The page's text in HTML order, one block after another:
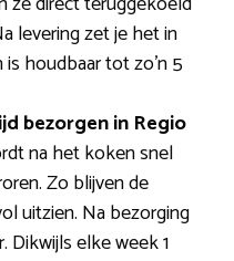
levering zet je het in
houdbaar tot zo’n 5
bezorgen in Regio
na het koken snel
Zo blijven de
uitzien. Na bezorging
Dikwijls elke week 1